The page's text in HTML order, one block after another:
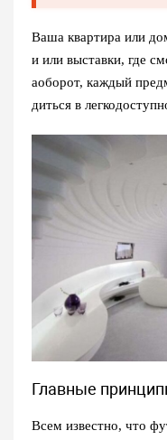
Ваша квартира или
и или выставки, где
аоборот, каждый
диться в
Главные
Всем известно, что